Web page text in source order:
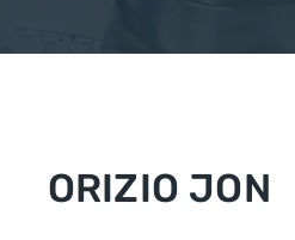
ORIZIO JON